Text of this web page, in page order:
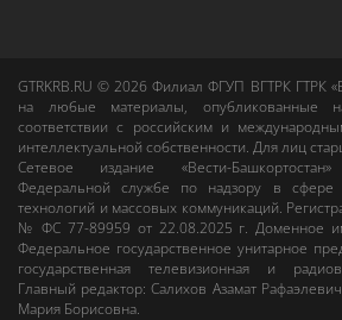
GTRKRB.RU © 2026Филиал ФГУП ВГТРК ГТРК
на любые материалы, опубликованные
соответствии с российским и
интеллектуальной собственности. Для лиц
Сетевое издание «Вести-Башкортостан»
Федеральной службе по надзору в сфере
технологий и массовых коммуникаций.
№ ФС 77-89959 от 22.08.2025 г. Доменное
Федеральное государственное унитарное
государственная телевизионная и
Главный редактор:Салихов Азамат Рафаэлевич
Мария Борисовна.